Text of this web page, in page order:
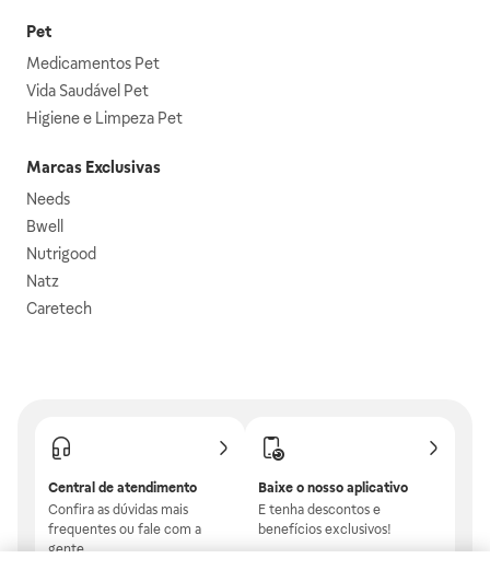
Pet
Medicamentos Pet
Vida Saudável Pet
Higiene e Limpeza Pet
Marcas Exclusivas
Needs
Bwell
Nutrigood
Natz
Caretech
Central de atendimento
Confira as dúvidas mais
frequentes ou fale com a
gente.
Baixe o nosso aplicativo
E tenha descontos e
benefícios exclusivos!